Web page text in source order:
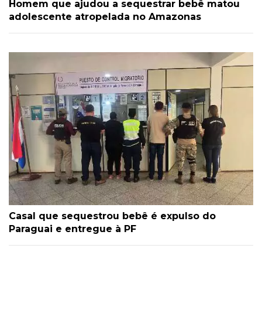
Homem que ajudou a sequestrar bebê matou
adolescente atropelada no Amazonas
Casal que sequestrou bebê é expulso do
Paraguai e entregue à PF